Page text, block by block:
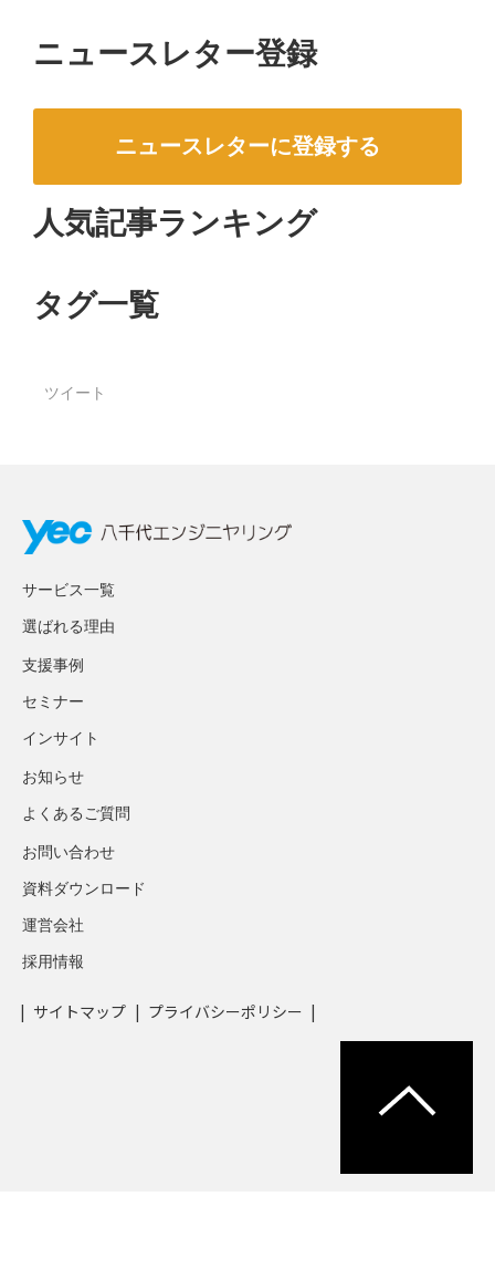
ニュースレター登録
ニュースレターに登録する
人気記事ランキング
タグ一覧
ツイート
サービス一覧
選ばれる理由
支援事例
セミナー
インサイト
お知らせ
よくあるご質問
お問い合わせ
資料ダウンロード
運営会社
採用情報
サイトマップ プライバシーポリシー